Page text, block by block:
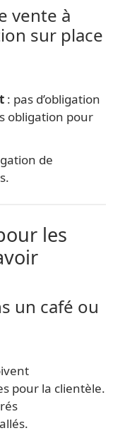
vente à
sur place
: pas d’obligation
obligation pour
de
les
un café ou
pour la clientèle.